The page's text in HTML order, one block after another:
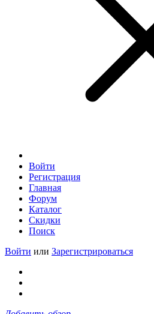
Войти
Регистрация
Главная
Форум
Каталог
Скидки
Поиск
Войти или Зарегистрироваться